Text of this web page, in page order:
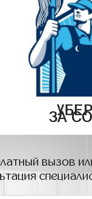
ЗА
вызов